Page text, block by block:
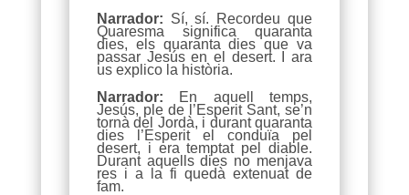
Narrador: Sí, sí. Recordeu que
Quaresma significa quaranta
dies, els quaranta dies que va
passar Jesús en el desert. I ara
us explico la història.
Narrador: En aquell temps,
Jesús, ple de l’Esperit Sant, se’n
tornà del Jordà, i durant quaranta
dies l’Esperit el conduïa pel
desert, i era temptat pel diable.
Durant aquells dies no menjava
res i a la fi quedà extenuat de
fam.